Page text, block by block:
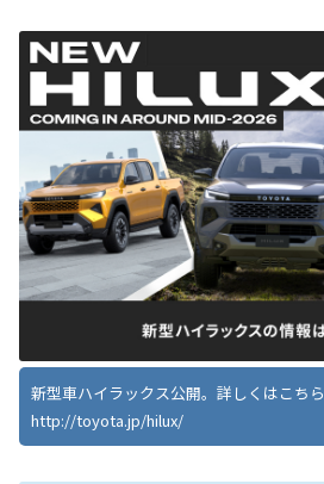
新型車ハイラックス公開。詳しくはこちら
http://toyota.jp/hilux/